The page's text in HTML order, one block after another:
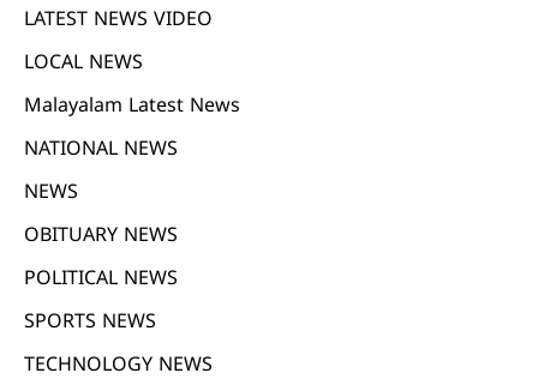
LATEST NEWS VIDEO
LOCAL NEWS
Malayalam Latest News
NATIONAL NEWS
NEWS
OBITUARY NEWS
POLITICAL NEWS
SPORTS NEWS
TECHNOLOGY NEWS